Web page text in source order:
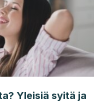
Yleisiä syitä ja